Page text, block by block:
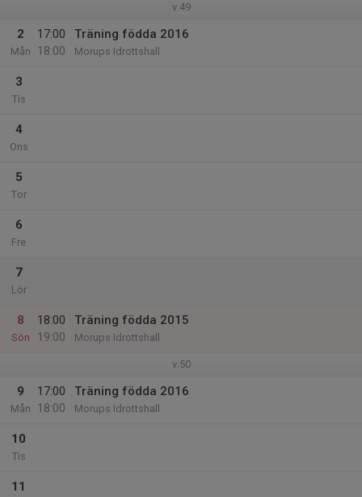
v.49
2
Mån
17:00
18:00
Träning födda 2016
Morups Idrottshall
3
Tis
4
Ons
5
Tor
6
Fre
7
Lör
8
Sön
18:00
19:00
Träning födda 2015
Morups Idrottshall
v.50
9
Mån
17:00
18:00
Träning födda 2016
Morups Idrottshall
10
Tis
11